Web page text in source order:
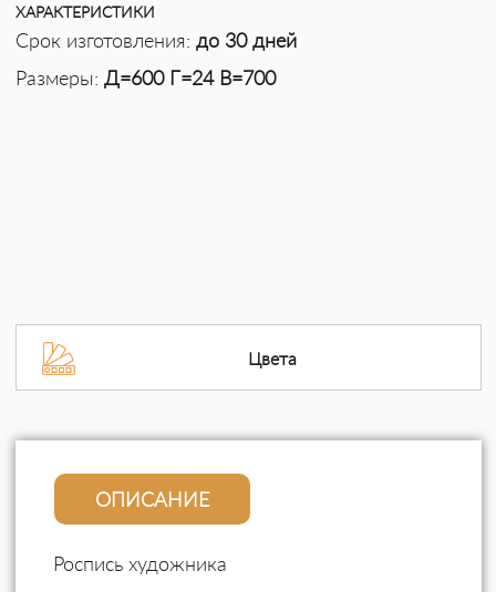
ХАРАКТЕРИСТИКИ
Срок изготовления: до 30 дней
Размеры: Д=600 Г=24 В=700
Цвета
ОПИСАНИЕ
Роспись художника